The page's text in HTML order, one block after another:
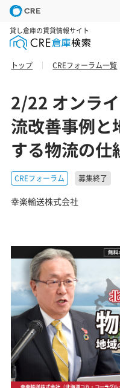
貸し倉庫の賃貸情報サイト
トップ CREフォーラム一覧
2/22 オンラ
流改善事例と
する物流の仕
CREフォーラム 募集終了
幸楽輸送株式会社